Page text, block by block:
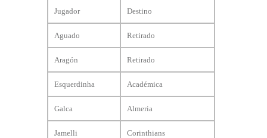
Jugador Destino
Aguado Retirado
Aragón Retirado
Esquerdinha Académica
Galca Almeria
Jamelli Corinthians